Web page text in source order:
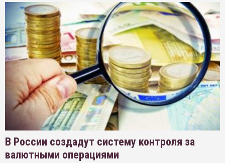
В России создадут систему контроля за
валютными операциями